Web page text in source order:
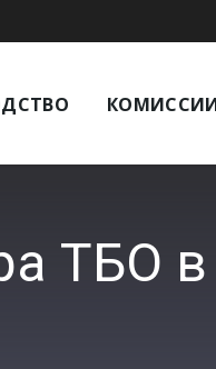
ТБО в